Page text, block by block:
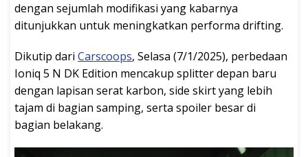
dengan sejumlah modifikasi yang kabarnya
ditunjukkan untuk meningkatkan performa drifting.
Dikutip dari Carscoops, Selasa (7/1/2025), perbedaan
Ioniq 5 N DK Edition mencakup splitter depan baru
dengan lapisan serat karbon, side skirt yang lebih
tajam di bagian samping, serta spoiler besar di
bagian belakang.